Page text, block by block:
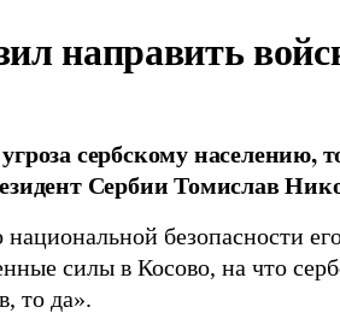
направить
сербскому населению,
Сербии Томислав
безопасности
силы в Косово, на что
то да».